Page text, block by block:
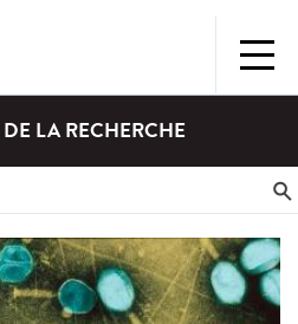
LA RECHERCHE